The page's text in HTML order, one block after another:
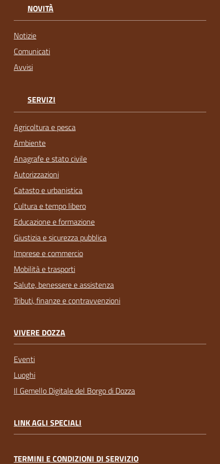
NOVITÀ
Notizie
Comunicati
Avvisi
SERVIZI
Agricoltura e pesca
Ambiente
Anagrafe e stato civile
Autorizzazioni
Catasto e urbanistica
Cultura e tempo libero
Educazione e formazione
Giustizia e sicurezza pubblica
Imprese e commercio
Mobilità e trasporti
Salute, benessere e assistenza
Tributi, finanze e contravvenzioni
VIVERE DOZZA
Eventi
Luoghi
Il Gemello Digitale del Borgo di Dozza
LINK AGLI SPECIALI
TERMINI E CONDIZIONI DI SERVIZIO